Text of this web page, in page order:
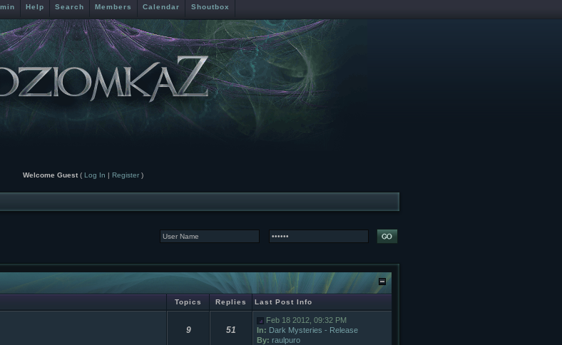
Help Search Members Calendar Shoutbox
Welcome Guest( Log In | Register)
Topics Replies Last Post Info
9 51
Feb 18 2012, 09:32 PM
In: Dark Mysteries - Release
By: raulpuro